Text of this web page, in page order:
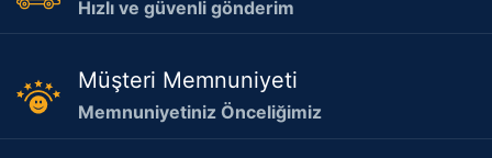
Hızlı ve güvenli gönderim
Müşteri Memnuniyeti
Memnuniyetiniz Önceliğimiz